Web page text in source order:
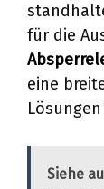
für die
eine
Siehe